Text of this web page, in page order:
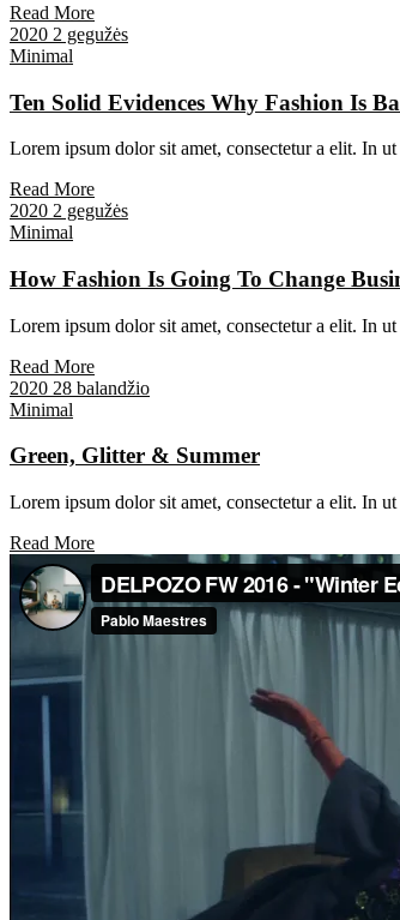
Read More
2020 2 gegužės
Minimal
Ten Solid Evidences Why Fashion Is
Lorem ipsum dolor sit amet, consectetur a elit. In
Read More
2020 2 gegužės
Minimal
How Fashion Is Going To Change
Lorem ipsum dolor sit amet, consectetur a elit. In
Read More
2020 28 balandžio
Minimal
Green, Glitter & Summer
Lorem ipsum dolor sit amet, consectetur a elit. In
Read More